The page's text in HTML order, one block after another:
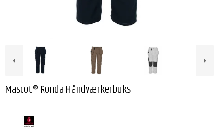
Mascot® Ronda Håndværkerbuks